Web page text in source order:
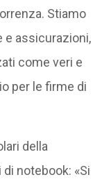
Stiamo
e assicurazioni,
come veri e
per le firme di
della
notebook: «Si